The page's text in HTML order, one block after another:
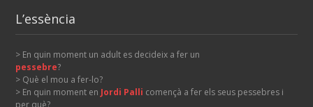
L’essència
> En quin moment un adult es decideix a fer un
pessebre?
> Què el mou a fer-lo?
> En quin moment en Jordi Palli començà a fer els seus pessebres i